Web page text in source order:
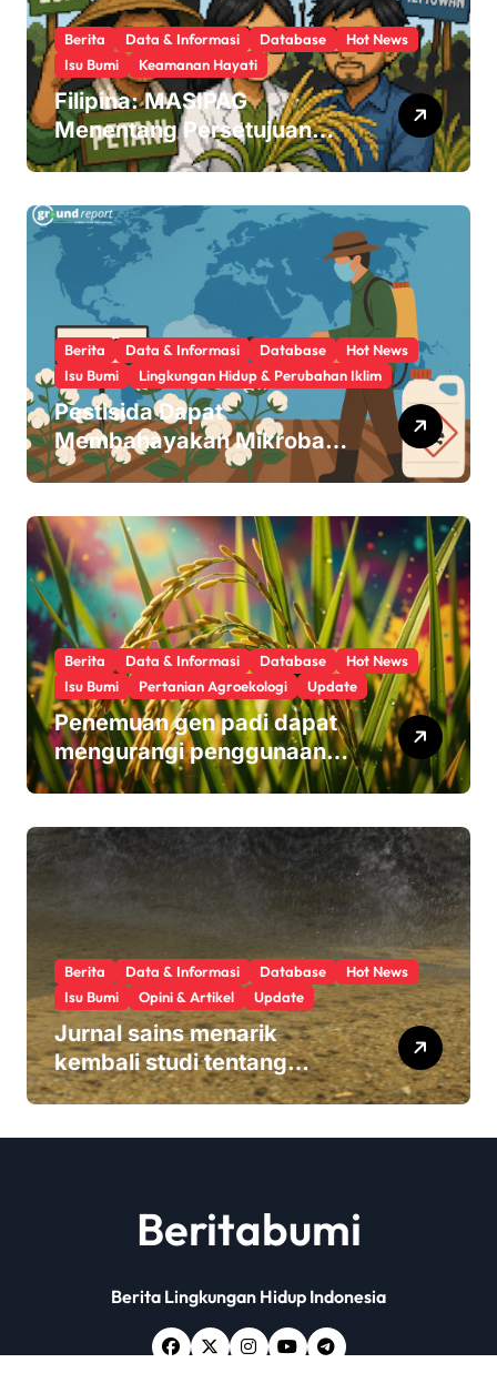
Berita Data & Informasi Database
Hot News
Isu Bumi
Keamanan Hayati
Filipina: MASIPAG
Menentang Persetujuan
Beras Transgenik
Berita Data & Informasi Database
Hot News
Isu Bumi
Lingkungan Hidup & Perubahan Iklim
Pestisida Dapat
Membahayakan Mikroba
Usus Kita
Berita Data & Informasi Database
Hot News
Isu Bumi
Pertanian Agroekologi Update
Penemuan gen padi dapat
mengurangi penggunaan
pupuk sekaligus melindungi
Berita Data & Informasi Database
Hot News
Isu Bumi
Opini & Artikel Update
Jurnal sains menarik
kembali studi tentang
keamanan Monsanto
Beritabumi
Berita Lingkungan Hidup Indonesia